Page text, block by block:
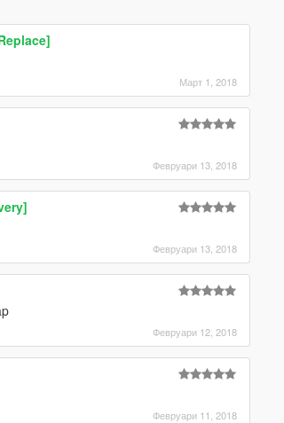
Март 1, 2018
Февруари 13, 2018
Февруари 13, 2018
Февруари 12, 2018
Февруари 11, 2018